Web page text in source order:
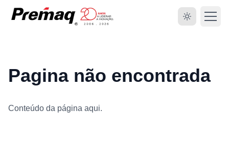
Pagina não encontrada
Conteúdo da página aqui.